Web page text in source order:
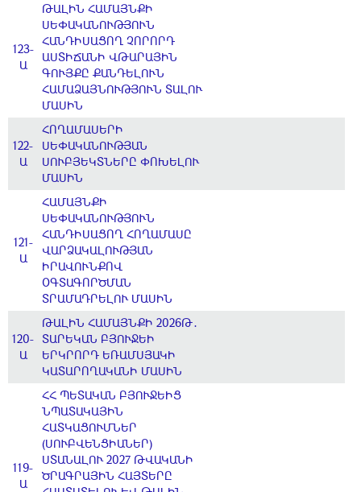
123-
Ա
ԹԱԼԻՆ ՀԱՄԱՅՆՔԻ
ՍԵՓԱԿԱՆՈՒԹՅՈՒՆ
ՀԱՆԴԻՍԱՑՈՂ ՉՈՐՈՐԴ
ԱՍՏԻՃԱՆԻ ՎԹԱՐԱՅԻՆ
ԳՈՒՅՔԸ ՔԱՆԴԵԼՈՒՆ
ՀԱՄԱՁԱՅՆՈՒԹՅՈՒՆ ՏԱԼՈՒ
ՄԱՍԻՆ
122-
Ա
ՀՈՂԱՄԱՍԵՐԻ
ՍԵՓԱԿԱՆՈՒԹՅԱՆ
ՍՈՒԲՅԵԿՏՆԵՐԸ ՓՈԽԵԼՈՒ
ՄԱՍԻՆ
121-
Ա
ՀԱՄԱՅՆՔԻ
ՍԵՓԱԿԱՆՈՒԹՅՈՒՆ
ՀԱՆԴԻՍԱՑՈՂ ՀՈՂԱՄԱՍԸ
ՎԱՐՁԱԿԱԼՈՒԹՅԱՆ
ԻՐԱՎՈՒՆՔՈՎ
ՕԳՏԱԳՈՐԾՄԱՆ
ՏՐԱՄԱԴՐԵԼՈՒ ՄԱՍԻՆ
120-
Ա
ԹԱԼԻՆ ՀԱՄԱՅՆՔԻ 2026Թ․
ՏԱՐԵԿԱՆ ԲՅՈՒՋԵԻ
ԵՐԿՐՈՐԴ ԵՌԱՄՍՅԱԿԻ
ԿԱՏԱՐՈՂԱԿԱՆԻ ՄԱՍԻՆ
119-
Ա
ՀՀ ՊԵՏԱԿԱՆ ԲՅՈՒՋԵԻՑ
ՆՊԱՏԱԿԱՅԻՆ
ՀԱՏԿԱՑՈՒՄՆԵՐ
(ՍՈՒԲՎԵՆՑԻԱՆԵՐ)
ՍՏԱՆԱԼՈՒ 2027 ԹՎԱԿԱՆԻ
ԾՐԱԳՐԱՅԻՆ ՀԱՅՏԵՐԸ